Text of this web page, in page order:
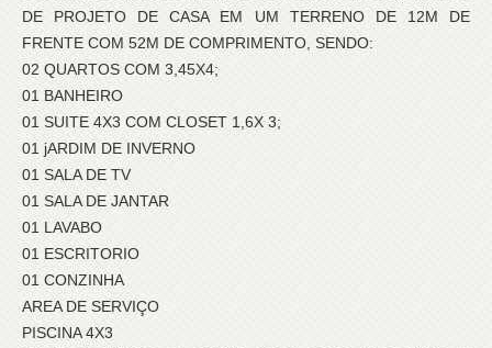
DE PROJETO DE CASA EM UM TERRENO DE 12M DE
FRENTE COM 52M DE COMPRIMENTO, SENDO:
02 QUARTOS COM 3,45X4;
01 BANHEIRO
01 SUITE 4X3 COM CLOSET 1,6X 3;
01 jARDIM DE INVERNO
01 SALA DE TV
01 SALA DE JANTAR
01 LAVABO
01 ESCRITORIO
01 CONZINHA
AREA DE SERVIÇO
PISCINA 4X3